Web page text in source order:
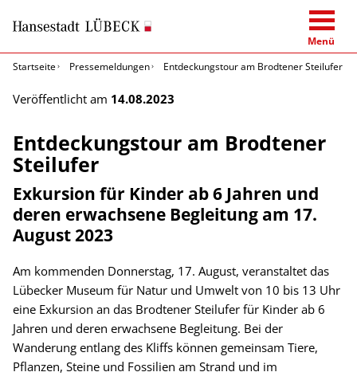
Menü
Startseite
Pressemeldungen Entdeckungstour am Brodtener Steilufer
Veröffentlicht am 14.08.2023
Entdeckungstour am Brodtener
Steilufer
Exkursion für Kinder ab 6 Jahren und
deren erwachsene Begleitung am 17.
August 2023
Am kommenden Donnerstag, 17. August, veranstaltet das
Lübecker Museum für Natur und Umwelt von 10 bis 13 Uhr
eine Exkursion an das Brodtener Steilufer für Kinder ab 6
Jahren und deren erwachsene Begleitung. Bei der
Wanderung entlang des Kliffs können gemeinsam Tiere,
Pflanzen, Steine und Fossilien am Strand und im